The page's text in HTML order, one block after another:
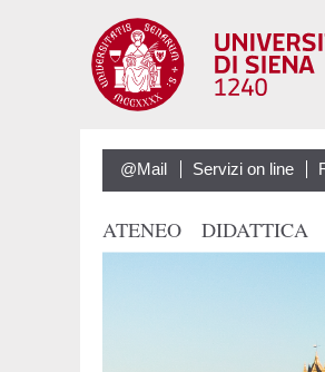
@Mail Servizi on line
ATENEO DIDATTICA